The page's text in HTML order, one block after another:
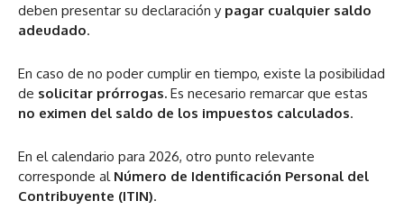
deben presentar su declaración y pagar cualquier saldo
adeudado.
En caso de no poder cumplir en tiempo, existe la posibilidad
de solicitar prórrogas. Es necesario remarcar que estas
no eximen del saldo de los impuestos calculados.
En el calendario para 2026, otro punto relevante
corresponde al Número de Identificación Personal del
Contribuyente (ITIN).